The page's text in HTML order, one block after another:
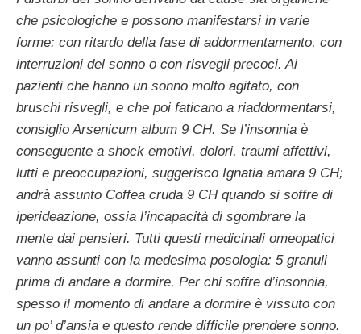
che psicologiche e possono manifestarsi in varie
forme: con ritardo della fase di addormentamento, con
interruzioni del sonno o con risvegli precoci. Ai
pazienti che hanno un sonno molto agitato, con
bruschi risvegli, e che poi faticano a riaddormentarsi,
consiglio Arsenicum album 9 CH. Se l’insonnia è
conseguente a shock emotivi, dolori, traumi affettivi,
lutti e preoccupazioni, suggerisco Ignatia amara 9 CH;
andrà assunto Coffea cruda 9 CH quando si soffre di
iperideazione, ossia l’incapacità di sgombrare la
mente dai pensieri. Tutti questi medicinali omeopatici
vanno assunti con la medesima posologia: 5 granuli
prima di andare a dormire. Per chi soffre d’insonnia,
spesso il momento di andare a dormire è vissuto con
un po’ d’ansia e questo rende difficile prendere sonno.